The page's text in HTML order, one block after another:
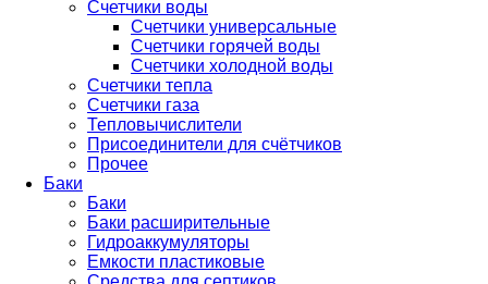
Счетчики воды
Счетчики универсальные
Счетчики горячей воды
Счетчики холодной воды
Счетчики тепла
Счетчики газа
Тепловычислители
Присоединители для счётчиков
Прочее
Баки
Баки
Баки расширительные
Гидроаккумуляторы
Емкости пластиковые